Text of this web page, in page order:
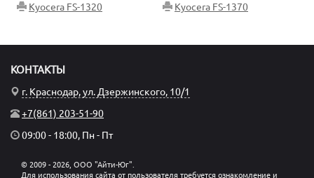
Kyocera FS-1320 Kyocera FS-1370
КОНТАКТЫ
г. Краснодар, ул. Дзержинского, 10/1
+7(861) 203-51-90
09:00 - 18:00, Пн - Пт
© 2009 - 2026, ООО "Айти-Юг".
Для использования сайта от пользователя требуется ознакомление и